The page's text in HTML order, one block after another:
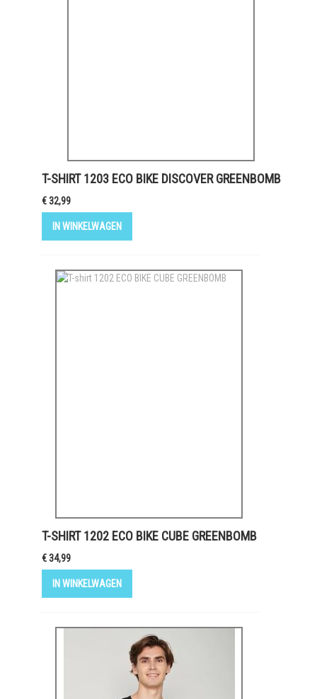
T-SHIRT 1203 ECO BIKE DISCOVER GREENBOMB
€ 32,99
IN WINKELWAGEN
T-SHIRT 1202 ECO BIKE CUBE GREENBOMB
€ 34,99
IN WINKELWAGEN